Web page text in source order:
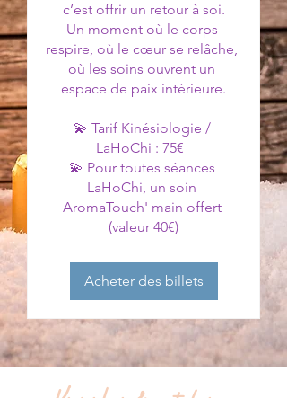
c’est offrir un retour à soi.
Un moment où le corps
respire, où le cœur se relâche,
où les soins ouvrent un
espace de paix intérieure.
💫 Tarif Kinésiologie /
LaHoChi : 75€
💫 Pour toutes séances
LaHoChi, un soin
AromaTouch' main offert
(valeur 40€)
Acheter des billets